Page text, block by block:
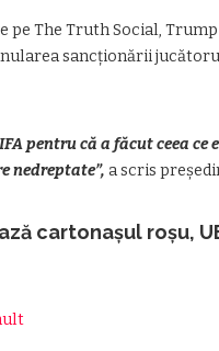
pe The Truth Social,
sancționării
pentru că a făcut ceea ce
nedreptate”, a scris
cartonașul roșu,